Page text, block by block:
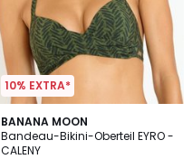
10% EXTRA*
BANANA MOON
Bandeau-Bikini-Oberteil EYRO -
CALENY
3
/
5